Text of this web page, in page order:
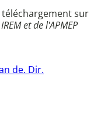
sur
et de l'APMEP
de. Dir.